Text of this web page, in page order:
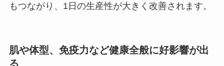
もつながり、1日の生産性が大きく改善されます。
肌や体型、免疫力など健康全般に好影響が出
る